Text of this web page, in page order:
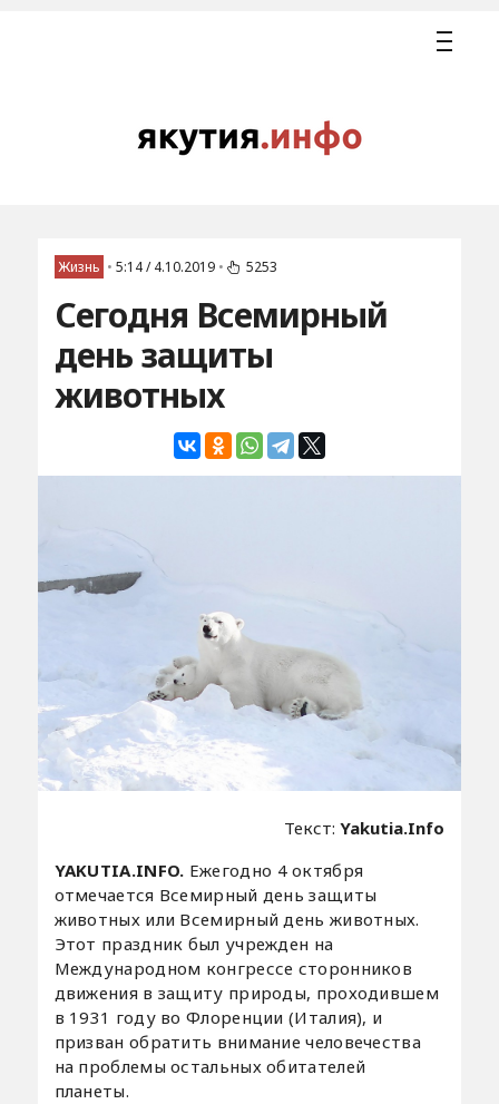
Жизнь • 5:14 / 4.10.2019 • 5253
Сегодня Всемирный
день защиты
животных
Текст:Yakutia.Info
YAKUTIA.INFO. Ежегодно 4 октября
отмечается Всемирный день защиты
животных или Всемирный день животных.
Этот праздник был учрежден на
Международном конгрессе сторонников
движения в защиту природы, проходившем
в 1931 году во Флоренции (Италия), и
призван обратить внимание человечества
на проблемы остальных обитателей
планеты.